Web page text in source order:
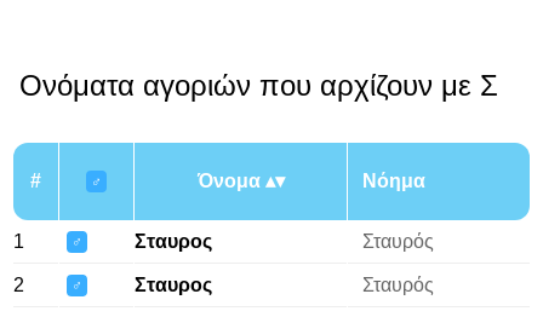
Ονόματα αγοριών που αρχίζουν με Σ
# ♂ Όνομα Νόημα
1 ♂ Σταυρος Σταυρός
2 ♂ Σταυρος Σταυρός